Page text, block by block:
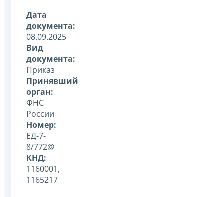
Дата
документа:
08.09.2025
Вид
документа:
Приказ
Принявший
орган:
ФНС
России
Номер:
ЕД-7-
8/772@
КНД:
1160001,
1165217